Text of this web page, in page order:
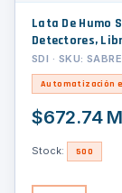
Lata De Humo
Detectores,
Contamina Los
SDI · SKU: SABRE
Automatización
$672.74
Stock: 500